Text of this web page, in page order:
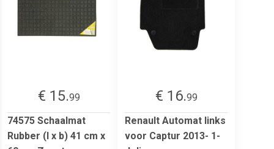
€ 15.99
74575 Schaalmat
Rubber (l x b) 41 cm x
€ 16.99
Renault Automat links
voor Captur 2013- 1-